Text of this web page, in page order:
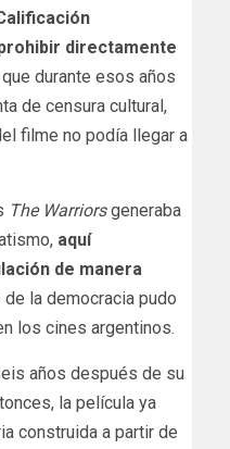
directamente
durante esos años
de censura cultural,
filme no podía llegar a
The Warriorsgeneraba
aquí
de manera
la democracia pudo
los cines argentinos.
años después de su
la película ya
construida a partir de